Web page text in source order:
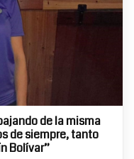
de la misma
de siempre, tanto
Bolívar”